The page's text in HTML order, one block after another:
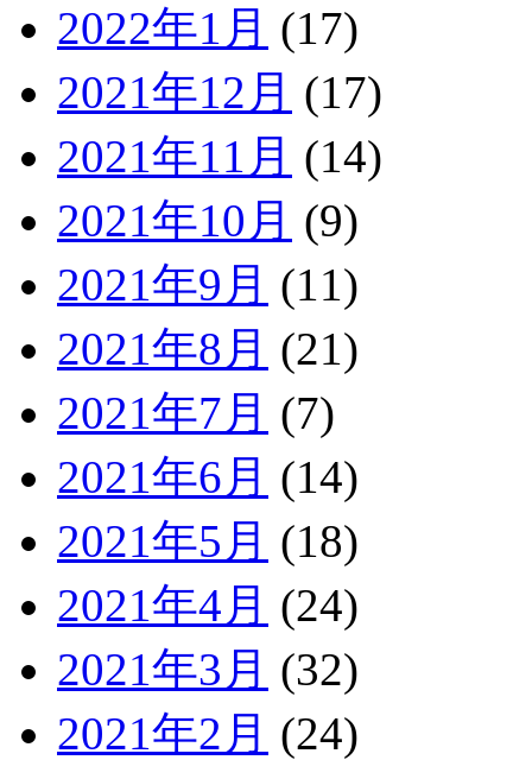
2022年1月 (17)
2021年12月 (17)
2021年11月 (14)
2021年10月 (9)
2021年9月 (11)
2021年8月 (21)
2021年7月 (7)
2021年6月 (14)
2021年5月 (18)
2021年4月 (24)
2021年3月 (32)
2021年2月 (24)